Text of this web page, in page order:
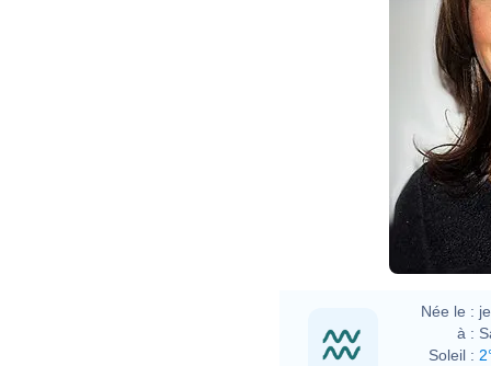
Née le :
à :
Soleil :